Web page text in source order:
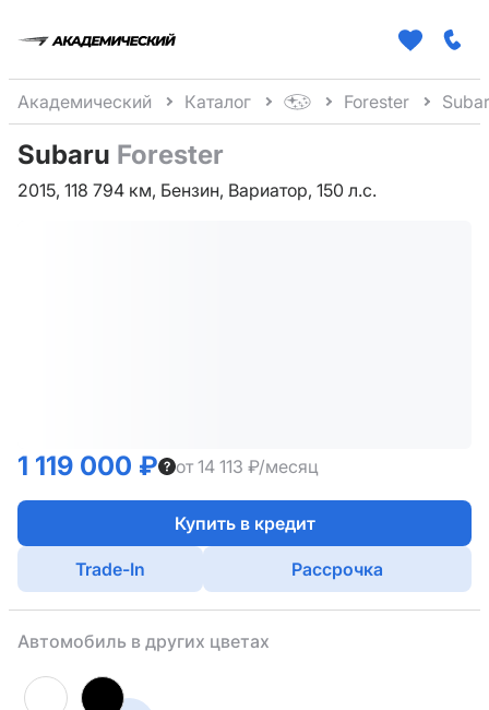
Академический Каталог Forester
Subaru Forester
2015, 118 794 км, Бензин, Вариатор, 150 л.с.
1 119 000 ₽ от 14 113 ₽/месяц
Купить в кредит
Trade-In Рассрочка
Автомобиль в других цветах